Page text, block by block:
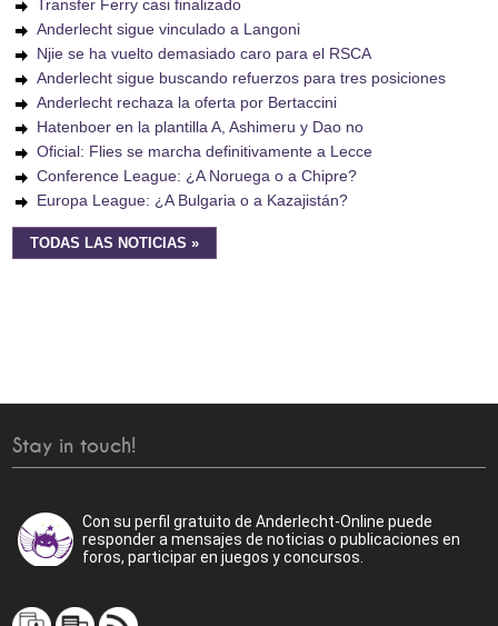
Transfer Ferry casi finalizado
Anderlecht sigue vinculado a Langoni
Njie se ha vuelto demasiado caro para el RSCA
Anderlecht sigue buscando refuerzos para tres posiciones
Anderlecht rechaza la oferta por Bertaccini
Hatenboer en la plantilla A, Ashimeru y Dao no
Oficial: Flies se marcha definitivamente a Lecce
Conference League: ¿A Noruega o a Chipre?
Europa League: ¿A Bulgaria o a Kazajistán?
TODAS LAS NOTICIAS »
Stay in touch!
Con su perfil gratuito de Anderlecht-Online puede
responder a mensajes de noticias o publicaciones en
foros, participar en juegos y concursos.